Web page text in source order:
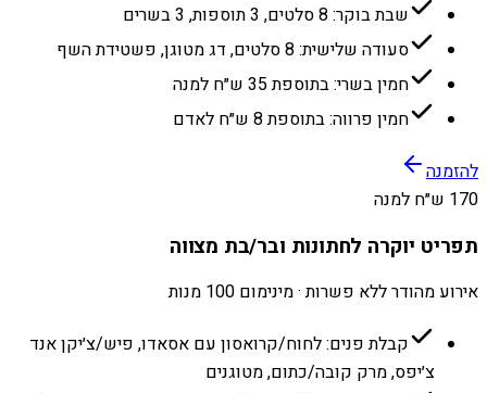
שבת בוקר: 8 סלטים, 3 תוספות, 3 בשרים
סעודה שלישית: 8 סלטים, דג מטוגן, פשטידת השף
חמין בשרי: בתוספת 35 ש״ח למנה
חמין פרווה: בתוספת 8 ש״ח לאדם
להזמנה
170 ש״ח למנה
תפריט יוקרה לחתונות ובר/בת מצווה
אירוע מהודר ללא פשרות · מינימום 100 מנות
קבלת פנים: לחוח/קרואסון עם אסאדו, פיש/צ׳יקן אנד
צ׳יפס, מרק קובה/כתום, מטוגנים